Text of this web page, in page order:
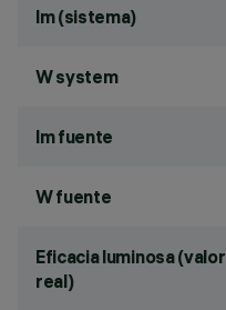
lm (sistema)
W system
lm fuente
W fuente
Eficacia luminosa (valor
real)